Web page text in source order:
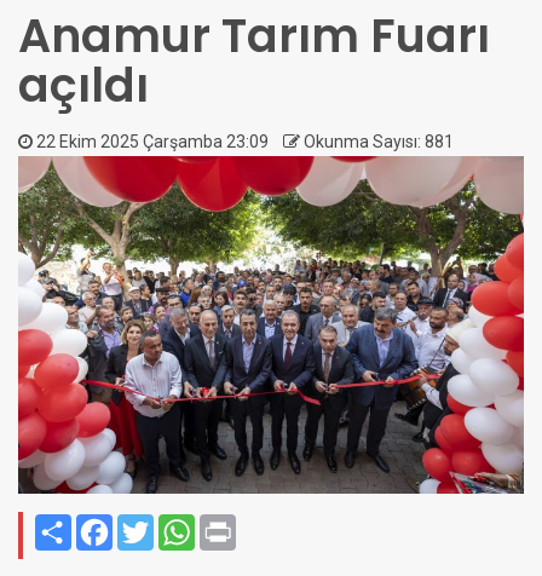
Anamur Tarım Fuarı
açıldı
22 Ekim 2025 Çarşamba 23:09 Okunma Sayısı: 881
PaylaşFacebook
TwitterWhatsApp